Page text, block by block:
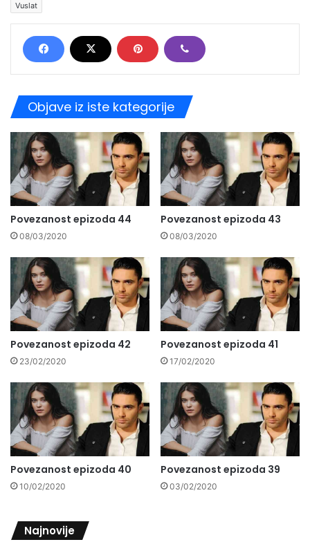
Vuslat
Objave iz iste kategorije
Povezanost epizoda 44
08/03/2020
Povezanost epizoda 43
08/03/2020
Povezanost epizoda 42
23/02/2020
Povezanost epizoda 41
17/02/2020
Povezanost epizoda 40
10/02/2020
Povezanost epizoda 39
03/02/2020
Najnovije